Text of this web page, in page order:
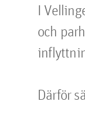
I
och
Därför